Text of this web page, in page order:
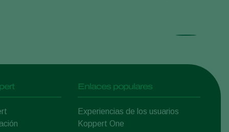
Enlaces populares
Experiencias de los usuarios
Koppert One